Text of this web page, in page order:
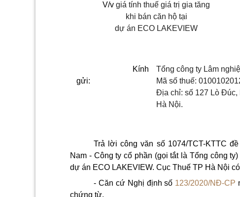
V/v giá tính thuế giá trị gia tăng
khi bán căn hộ tại
dự án ECO LAKEVIEW
Kính
gửi:
Tổng công ty Lâm
Mã số thuế:
Địa chỉ: số 127 Lò Đúc,
Hà Nội.
Trả lời công văn số 1074/TCT-KTTC
Nam - Công ty cổ phần (gọi tắt là Tổng công
dự án ECO LAKEVIEW. Cục Thuế TP Hà Nội
- Căn cứ Nghị định số 123/2020/NĐ-CP
chứng từ.